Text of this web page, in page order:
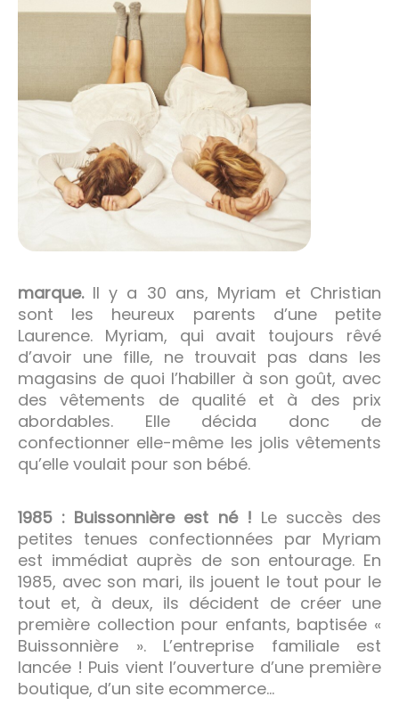
marque. Il y a 30 ans, Myriam et Christian
sont les heureux parents d’une petite
Laurence. Myriam, qui avait toujours rêvé
d’avoir une fille, ne trouvait pas dans les
magasins de quoi l’habiller à son goût, avec
des vêtements de qualité et à des prix
abordables. Elle décida donc de
confectionner elle-même les jolis vêtements
qu’elle voulait pour son bébé.
1985 : Buissonnière est né ! Le succès des
petites tenues confectionnées par Myriam
est immédiat auprès de son entourage. En
1985, avec son mari, ils jouent le tout pour le
tout et, à deux, ils décident de créer une
première collection pour enfants, baptisée «
Buissonnière ». L’entreprise familiale est
lancée ! Puis vient l’ouverture d’une première
boutique, d’un site ecommerce…